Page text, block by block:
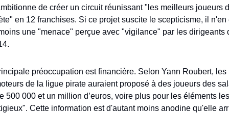
de créer un circuit réunissant "les meilleurs joueurs
en 12 franchises. Si ce projet suscite le scepticisme, il n'en
une "menace" perçue avec "vigilance" par les dirigeants
préoccupation est financière. Selon Yann Roubert, les
de la ligue pirate auraient proposé à des joueurs des
500 000 et un million d’euros, voire plus pour les éléments
Cette information est d'autant moins anodine qu'elle